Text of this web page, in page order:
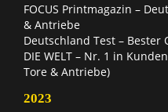
FOCUS Printmagazin –
& Antriebe
Deutschland Test – Bester
DIE WELT – Nr. 1 in
Tore & Antriebe)
2023